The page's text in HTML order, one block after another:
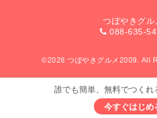
つぼやきグル
088-635-
©2026つぼやきグルメ2009 . All
誰でも簡単、無料でつくれ
今すぐはじめ